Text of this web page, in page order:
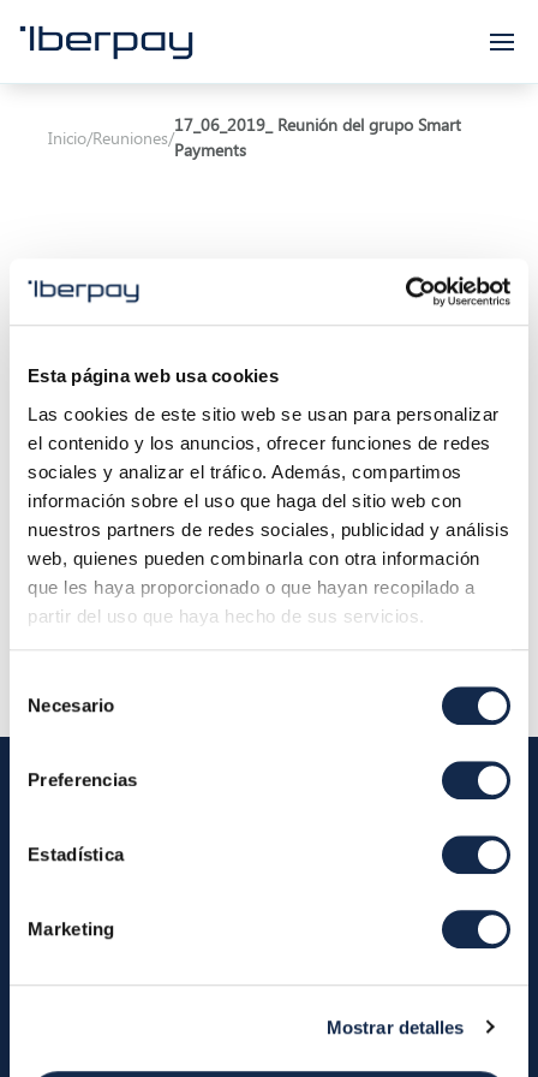
Esta página web usa cookies
Las cookies de este sitio web se usan para personalizar
el contenido y los anuncios, ofrecer funciones de redes
sociales y analizar el tráfico. Además, compartimos
información sobre el uso que haga del sitio web con
nuestros partners de redes sociales, publicidad y análisis
web, quienes pueden combinarla con otra información
que les haya proporcionado o que hayan recopilado a
partir del uso que haya hecho de sus servicios.
consentimiento
Necesario
Preferencias
Estadística
Marketing
Mostrar detalles
Iberpay
Inicio/Reuniones/
17_06_2019_ Reunión del grupo Smart
Payments
Inicio de la reunión:17/06/2019 12:00
Final de la reunión:17/06/2019 14:00
Localización:Calle Marqués de Villamagna 6, 3ª
planta 28001 Madrid (Oficina Iberpay) - Consejo
de Administración
Descripción:
Iberpay
About us